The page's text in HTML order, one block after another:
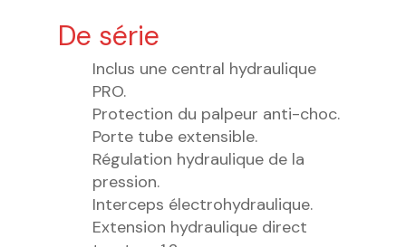
De série
Inclus une central hydraulique
PRO.
Protection du palpeur anti-choc.
Porte tube extensible.
Régulation hydraulique de la
pression.
Interceps électrohydraulique.
Extension hydraulique direct